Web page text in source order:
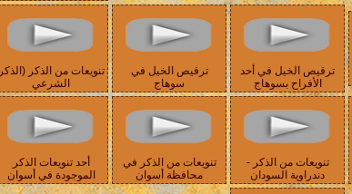
ترقيص الخيل في أحد
الأفراح بسوهاج
ترقيص الخيل في
سوهاج
تنويعات من الذكر (الذكر
الشرعي
تنويعات من الذكر -
دندراوية السودان
تنويعات من الذكر في
محافظة أسوان
أحد تنويعات الذكر
الموجودة في أسوان